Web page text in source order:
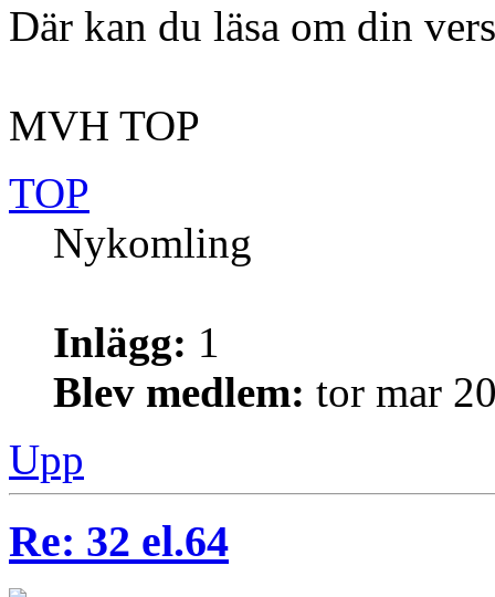
Där kan du läsa om din
MVH TOP
TOP
Nykomling
Inlägg: 1
Blev medlem: tor mar
Upp
Re: 32 el.64